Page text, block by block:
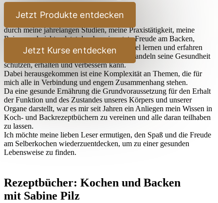
Jetzt Produkte entdecken
Jetzt Kurse entdecken
Lieber Leser,
durch meine jahrelangen Studien, meine Praxistätigkeit, meine
Reisen und nicht zuletzt durch meine stete Freude am Backen,
Kochen und Ausprobieren habe ich sehr viel lernen und erfahren
dürfen, wie der Mensch durch bewußtes Handeln seine Gesundheit
schützen, erhalten und verbessern kann.
Dabei herausgekommen ist eine Komplexität an Themen, die für
mich alle in Verbindung und engem Zusammenhang stehen.
Da eine gesunde Ernährung die Grundvoraussetzung für den Erhalt
der Funktion und des Zustandes unseres Körpers und unserer
Organe darstellt, war es mir seit Jahren ein Anliegen mein Wissen in
Koch- und Backrezeptbüchern zu vereinen und alle daran teilhaben
zu lassen.
Ich möchte meine lieben Leser ermutigen, den Spaß und die Freude
am Selberkochen wiederzuentdecken, um zu einer gesunden
Lebensweise zu finden.
Rezeptbücher: Kochen und Backen
mit Sabine Pilz